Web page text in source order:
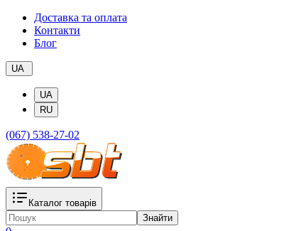
Доставка та оплата
Контакти
Блог
UA
UA
RU
(067) 538-27-02
Каталог товарів
Знайти